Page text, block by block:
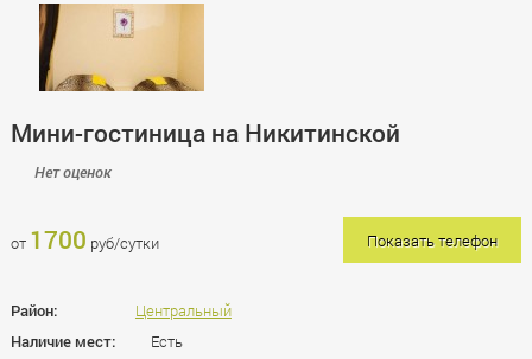
Мини-гостиница на Никитинской
Нет оценок
от 1700 руб/сутки Показать телефон
Район:
Центральный
Наличие мест:
Есть